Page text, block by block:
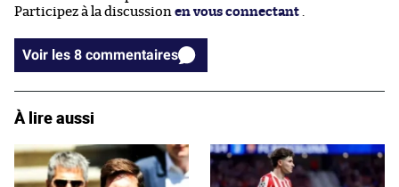
Participez à la discussion en vous connectant
Voir les 8 commentaires
À lire aussi